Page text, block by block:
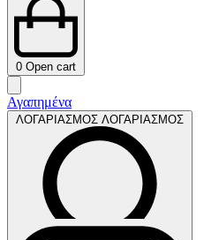
0 Open cart
Αγαπημένα
ΛΟΓΑΡΙΑΣΜΟΣ ΛΟΓΑΡΙΑΣΜΟΣ